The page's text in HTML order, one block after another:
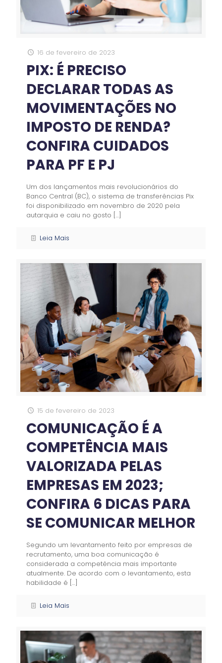
16 de fevereiro de 2023
PIX: É PRECISO
DECLARAR TODAS AS
MOVIMENTAÇÕES NO
IMPOSTO DE RENDA?
CONFIRA CUIDADOS
PARA PF E PJ
Um dos lançamentos mais revolucionários do
Banco Central (BC), o sistema de transferências Pix
foi disponibilizado em novembro de 2020 pela
autarquia e caiu no gosto […]
Leia Mais
15 de fevereiro de 2023
COMUNICAÇÃO É A
COMPETÊNCIA MAIS
VALORIZADA PELAS
EMPRESAS EM 2023;
CONFIRA 6 DICAS PARA
SE COMUNICAR MELHOR
Segundo um levantamento feito por empresas de
recrutamento, uma boa comunicação é
considerada a competência mais importante
atualmente. De acordo com o levantamento, esta
habilidade é […]
Leia Mais